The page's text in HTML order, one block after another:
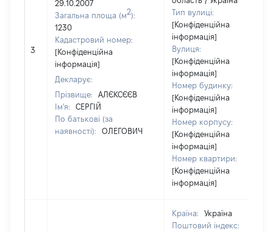
3
29.10.2007
Загальна площа (м2):
1230
Кадастровий номер:
[Конфіденційна
інформація]
Декларує:
Прізвище:
АЛЄКСЄЄВ
Ім'я:
СЕРГІЙ
По батькові (за
наявності):
ОЛЕГОВИЧ
Тип вулиці:
[Конфіденційна
інформація]
Вулиця:
[Конфіденційна
інформація]
Номер будинку:
[Конфіденційна
інформація]
Номер корпусу:
[Конфіденційна
інформація]
Номер квартири:
[Конфіденційна
інформація]
Країна:
Україна
Поштовий індекс: